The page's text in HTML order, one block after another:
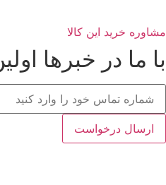
مشاوره خرید این کالا
با ما در خبرها
ارسال درخواست